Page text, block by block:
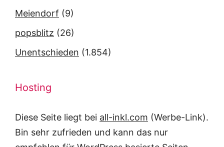
Meiendorf (9)
popsblitz (26)
Unentschieden (1.854)
Hosting
Diese Seite liegt bei all-inkl.com (Werbe-Link).
Bin sehr zufrieden und kann das nur